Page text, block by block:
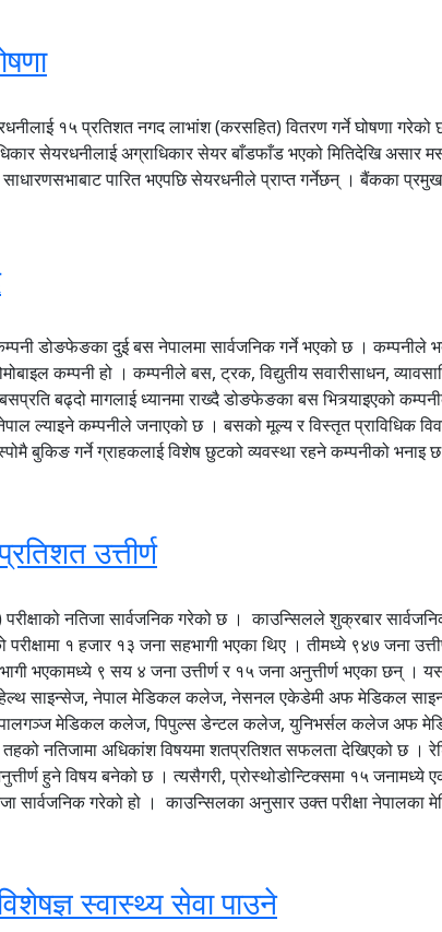
१५ प्रतिशत नगद लाभांश (करसहित) वितरण गर्ने घोषणा
सेयरधनीलाई अग्राधिकार सेयर बाँडफाँड भएको मितिदेखि असार
पारित भएपछि सेयरधनीले प्राप्त गर्नेछन् । बैंकका
डोङफेङका दुई बस नेपालमा सार्वजनिक गर्ने भएको छ । कम्पनीले
कम्पनी हो । कम्पनीले बस, ट्रक, विद्युतीय सवारीसाधन,
बढ्दो मागलाई ध्यानमा राख्दै डोङफेङका बस भित्र्याइएको
ल्याइने कम्पनीले जनाएको छ । बसको मूल्य र विस्तृत प्राविधिक
बुकिङ गर्ने ग्राहकलाई विशेष छुटको व्यवस्था रहने कम्पनीको
उत्तीर्ण
नतिजा सार्वजनिक गरेको छ । काउन्सिलले शुक्रबार सार्वजनिक
१ हजार १३ जना सहभागी भएका थिए । तीमध्ये ९४७ जना
भएकामध्ये ९ सय ४ जना उत्तीर्ण र १५ जना अनुत्तीर्ण भएका छन्
साइन्सेज, नेपाल मेडिकल कलेज, नेसनल एकेडेमी अफ मेडिकल
मेडिकल कलेज, पिपुल्स डेन्टल कलेज, युनिभर्सल कलेज अफ मेडिकल
नतिजामा अधिकांश विषयमा शतप्रतिशत सफलता देखिएको छ ।
हुने विषय बनेको छ । त्यसैगरी, प्रोस्थोडोन्टिक्समा १५ जनामध्ये
गरेको हो । काउन्सिलका अनुसार उक्त परीक्षा
स्वास्थ्य सेवा पाउने